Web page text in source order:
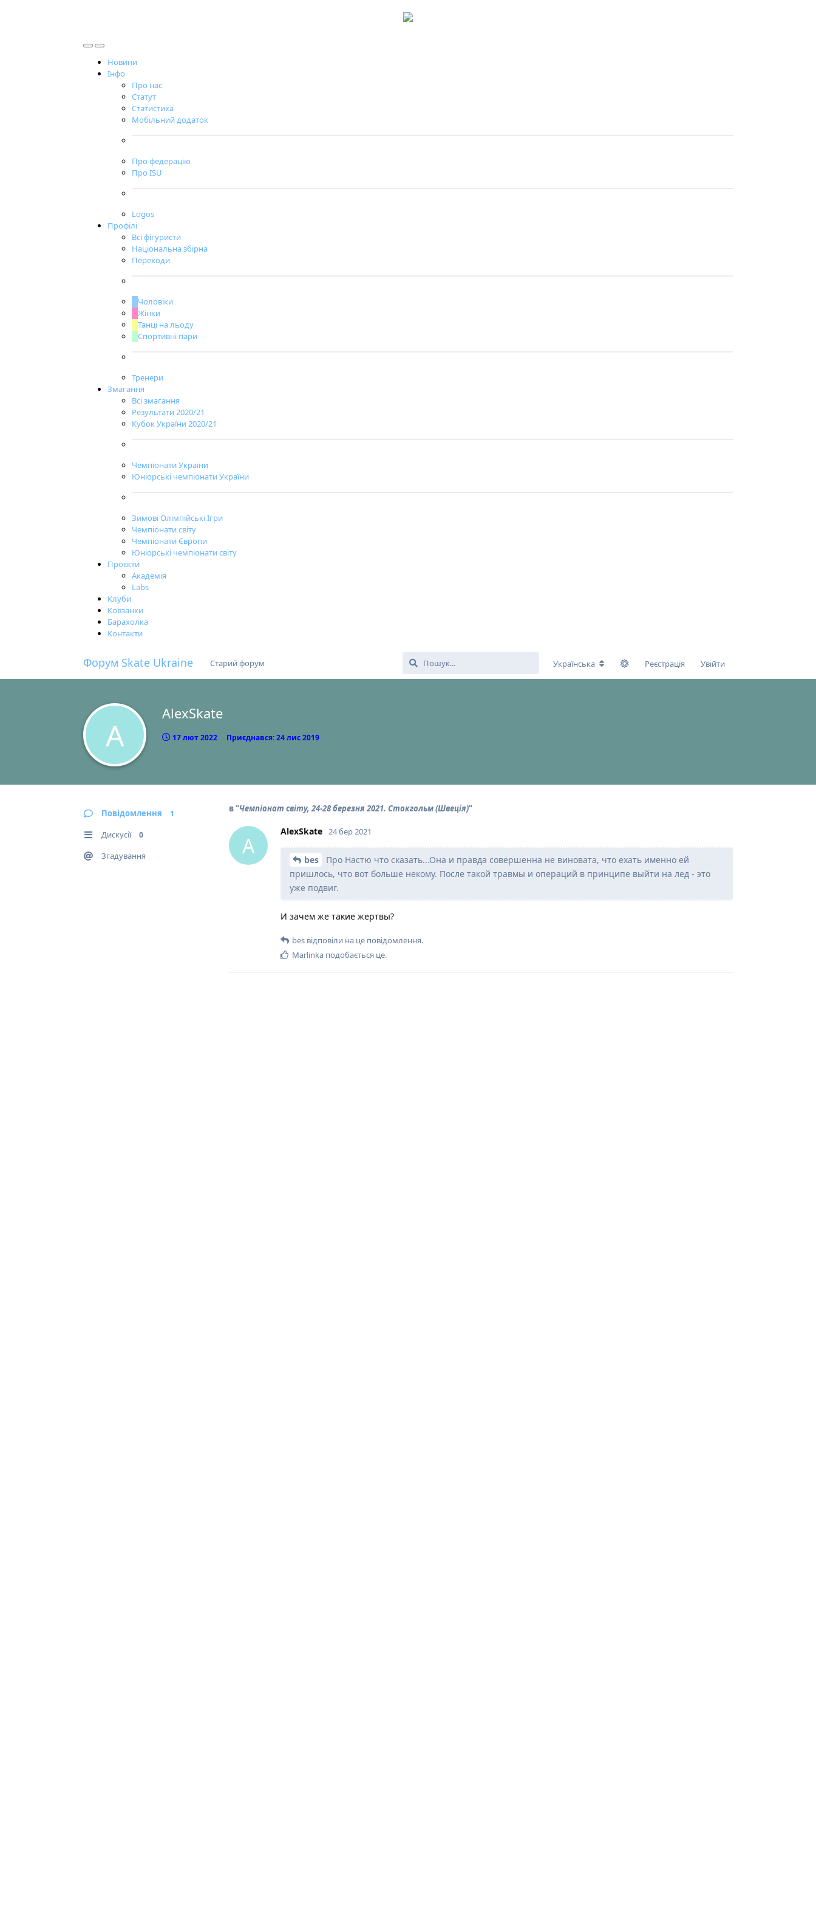
Новини
Інфо
Про нас
Статут
Статистика
Мобільний додаток
Про федерацію
Про ISU
Logos
Профілі
Всі фігуристи
Національна збірна
Переходи
Чоловіки
Жінки
Танці на льоду
Спортивні пари
Тренери
Змагання
Всі змагання
Результати 2020/21
Кубок України 2020/21
Чемпіонати України
Юніорські чемпіонати України
Зимові Олімпійські Ігри
Чемпіонати світу
Чемпіонати Європи
Юніорські чемпіонати світу
Проєкти
Академія
Labs
Клуби
Ковзанки
Барахолка
Контакти
Форум Skate Ukraine Старий форум Українська Реєстрація Увійти
A
AlexSkate
17 лют 2022 Приєднався:24 лис 2019
Повідомлення 1
Дискусії 0
Згадування
в "Чемпіонат світу, 24-28 березня 2021. Стокгольм (Швеція)"
A
AlexSkate 24 бер 2021
bes
Про Настю что сказать...Она и правда совершенна не виновата, что ехать именно ей
пришлось, что вот больше некому. После такой травмы и операций в принципе выйти на лед - это
уже подвиг.
И зачем же такие жертвы?
bes відповіли на це повідомлення.
Marlinka подобається це.